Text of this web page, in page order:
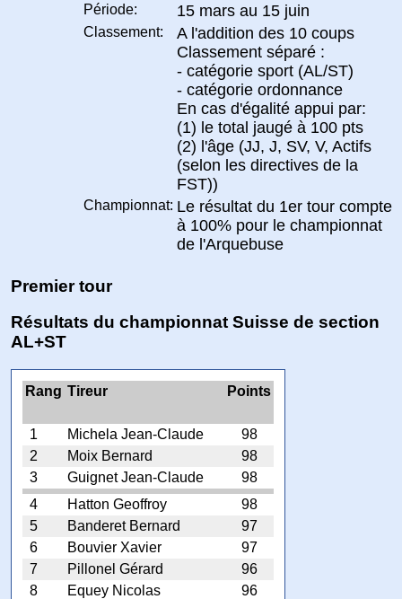
Période: 15 mars au 15 juin
Classement:
A l'addition des 10 coups
Classement séparé :
- catégorie sport (AL/ST)
- catégorie ordonnance
En cas d'égalité appui par:
(1) le total jaugé à 100 pts
(2) l'âge (JJ, J, SV, V, Actifs
(selon les directives de la
FST))
Championnat: Le résultat du 1er tour compte
à 100% pour le championnat
de l'Arquebuse
Premier tour
Résultats du championnat Suisse de section
AL+ST
Rang Tireur Points
1 Michela Jean-Claude
98
2
Moix Bernard
98
3
Guignet Jean-Claude
98
4
Hatton Geoffroy
98
5
Banderet Bernard
97
6
Bouvier Xavier
97
7
Pillonel Gérard
96
8
Equey Nicolas
96